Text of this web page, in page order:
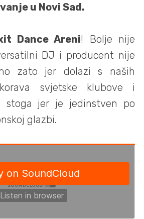
u Novi Sad.
Dance Areni! Bolje nije
DJ i producent nije
zato jer dolazi s naših
svjetske klubove i
stoga jer je jedinstven po
glazbi.